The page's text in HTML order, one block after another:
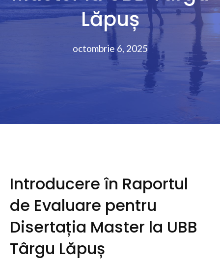
Lăpuș
octombrie 6, 2025
Introducere în Raportul
de Evaluare pentru
Disertația Master la UBB
Târgu Lăpuș